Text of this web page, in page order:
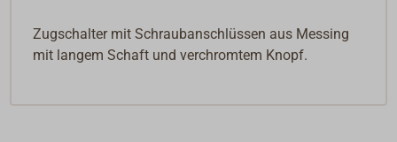
Zugschalter mit Schraubanschlüssen aus Messing
mit langem Schaft und verchromtem Knopf.